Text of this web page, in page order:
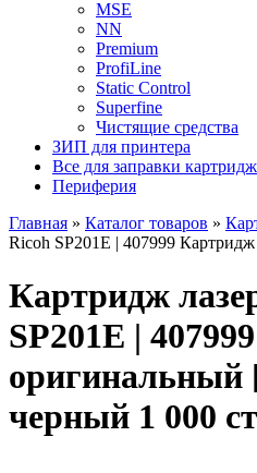
MSE
NN
Premium
ProfiLine
Static Control
Superfine
Чистящие средства
ЗИП для принтера
Все для заправки
Периферия
Главная » Каталог товаров »
Ricoh SP201E | 407999
Картридж
SP201E | 407999
оригинальный
черный 1 000